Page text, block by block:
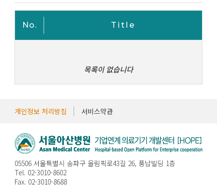
No. Title
목록이 없습니다
개인정보 처리방침 서비스약관
05506 서울특별시 송파구 올림픽로43길 26, 풍납빌딩 1층
Tel. 02-3010-8602
Fax. 02-3010-8688